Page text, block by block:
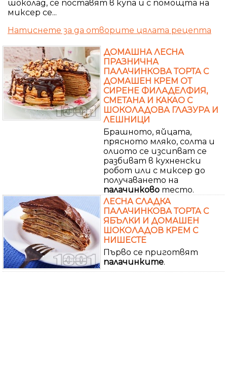
шоколад, се поставят в купа и с помощта на
миксер се...
Натиснете за да отворите цялата рецепта
ДОМАШНА ЛЕСНА
ПРАЗНИЧНА
ПАЛАЧИНКОВА ТОРТА С
ДОМАШЕН КРЕМ ОТ
СИРЕНЕ ФИЛАДЕЛФИЯ,
СМЕТАНА И КАКАО С
ШОКОЛАДОВА ГЛАЗУРА И
ЛЕШНИЦИ
Брашното, яйцата,
прясното мляко, солта и
олиото се изсипват се
разбиват в кухненски
робот или с миксер до
получаването на
палачинково тесто.
ЛЕСНА СЛАДКА
ПАЛАЧИНКОВА ТОРТА С
ЯБЪЛКИ И ДОМАШЕН
ШОКОЛАДОВ КРЕМ С
НИШЕСТЕ
Първо се приготвят
палачинките.